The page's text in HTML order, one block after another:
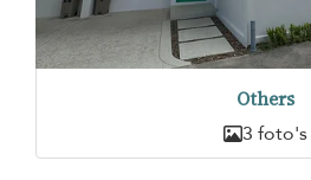
Others
3 foto's